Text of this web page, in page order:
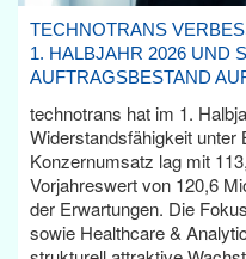
TECHNOTRANS
1. HALBJAHR 2026 UND
AUFTRAGSBESTAND
technotrans hat im 1.
Widerstandsfähigkeit unter
Konzernumsatz lag mit
Vorjahreswert von 120,6
der Erwartungen. Die
sowie Healthcare &